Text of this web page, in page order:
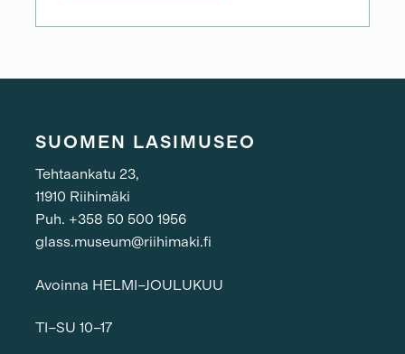
SUOMEN LASIMUSEO
Tehtaankatu 23,
11910 Riihimäki
Puh. +358 50 500 1956
glass.museum@riihimaki.fi
Avoinna HELMI–JOULUKUU
TI–SU 10–17